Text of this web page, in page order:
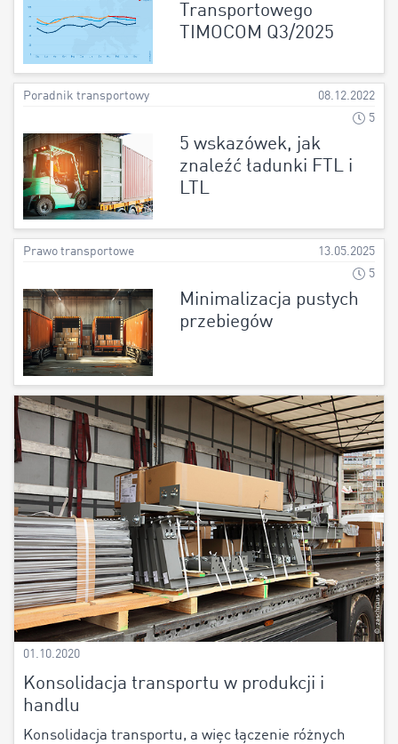
Transportowego
TIMOCOM Q3/2025
Poradnik transportowy
08.12.2022
5
5 wskazówek, jak
znaleźć ładunki FTL i
LTL
Prawo transportowe
13.05.2025
5
Minimalizacja pustych
przebiegów
01.10.2020
Konsolidacja transportu w produkcji i
handlu
Konsolidacja transportu, a więc łączenie różnych